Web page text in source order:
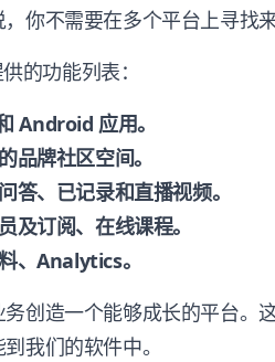
你不需要在多个平台上寻找
的功能列表：
Android 应用。
品牌社区空间。
答、已记录和直播视频。
及订阅、在线课程。
、Analytics。
创造一个能够成长的平台。
我们的软件中。